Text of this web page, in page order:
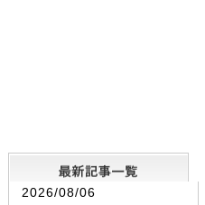
2026/08/06